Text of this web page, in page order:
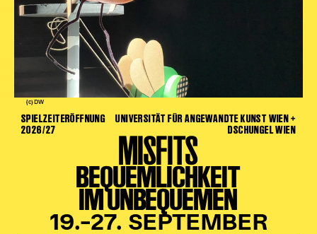
(c) DW
SPIELZEITERÖFFNUNG
2026/27
UNIVERSITÄT FÜR ANGEWANDTE KUNST WIEN +
DSCHUNGEL WIEN
MISFITS
BEQUEMLICHKEIT
IM UNBEQUEMEN
19.–27. SEPTEMBER